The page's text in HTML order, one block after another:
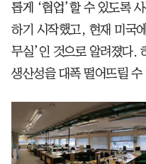
롭게 ‘협업’할 수 있도록
하기 시작했고, 현재 미국
무실’인 것으로 알려졌다.
생산성을 대폭 떨어뜨릴